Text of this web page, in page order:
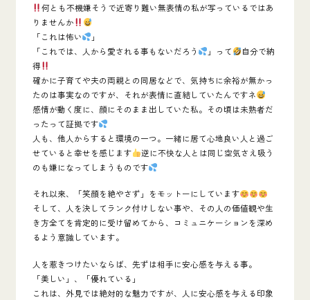
何とも不機嫌そうで近寄り難い無表情の私が写っているではあ
りませんか
「これは怖い
」
「これでは、人から愛される事もないだろう
」って
自分で納
得
確かに子育てや夫の両親との同居などで、気持ちに余裕が無かっ
たのは事実なのですが、それが表情に直結していたんですネ
感情が動く度に、顔にそのまま出していた私。その頃は未熟者だ
ったって証拠です
人も、他人からすると環境の一つ。一緒に居て心地良い人と過ご
せていると幸せを感じます
逆に不快な人とは同じ空気さえ吸う
のも嫌になってしまうものです
それ以来、「笑顔を絶やさず 」をモットーにしています
そして、人を決してランク付けしない事や、その人の価値観や生
き方全てを肯定的に受け留めてから、コミュニケーションを深め
るよう意識しています。
人を惹きつけたいならば、 先ずは相手に安心感を与える事。
「美しい」、「優れている」
これは、外見では絶対的な魅力ですが、人に安心感を与える印象